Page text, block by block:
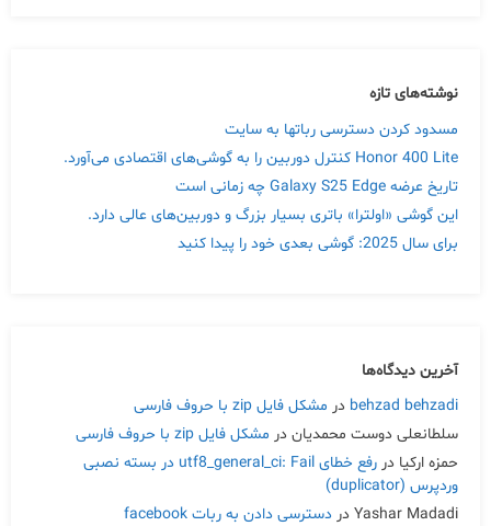
نوشته‌های تازه
مسدود کردن دسترسی رباتها به سایت
Honor 400 Lite کنترل دوربین را به گوشی‌های اقتصادی می‌آورد.
تاریخ عرضه Galaxy S25 Edge چه زمانی است
این گوشی «اولترا» باتری بسیار بزرگ و دوربین‌های عالی دارد.
برای سال 2025: گوشی بعدی خود را پیدا کنید
آخرین دیدگاه‌ها
behzad behzadi در مشکل فایل zip با حروف فارسی
سلطانعلی دوست محمدیان در مشکل فایل zip با حروف فارسی
حمزه ارکیا در
رفع خطای utf8_general_ci: Fail در بسته نصبی
وردپرس (duplicator)
Yashar Madadi در دسترسی دادن به ربات facebook